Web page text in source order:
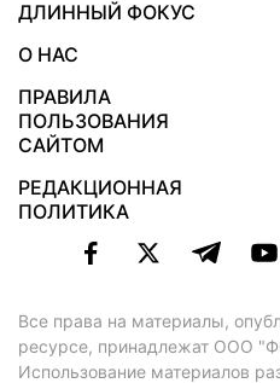
ДЛИННЫЙ ФОКУС
О НАС
ПРАВИЛА
ПОЛЬЗОВАНИЯ
САЙТОМ
РЕДАКЦИОННАЯ
ПОЛИТИКА
Все права на материалы,
ресурсе, принадлежат ООО
Использование материалов